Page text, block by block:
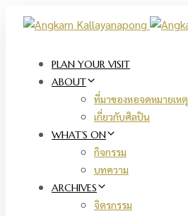
Skip
links
Skip
navigationPLAN YOUR VISIT
ABOUT
ที่มาของหอจดหมายเหตุ
เกี่ยวกับศิลปิน
WHAT’S ON
กิจกรรม
บทความ
ARCHIVES
จิตรกรรม